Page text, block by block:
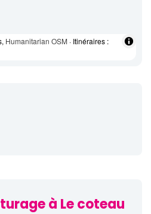
Humanitarian OSM · Itinéraires :
à Le coteau